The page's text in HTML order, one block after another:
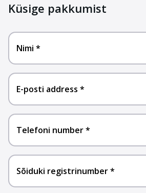
Küsige pakkumist
Nimi
E-posti address
Telefoni number
Sõiduki registrinumber